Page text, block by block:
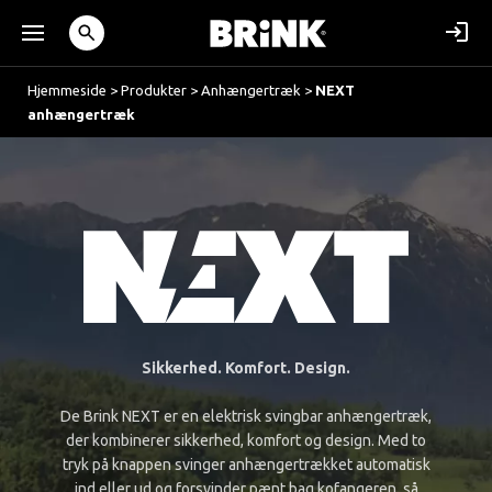
Hjemmeside > Produkter > Anhængertræk > NEXT
anhængertræk
Sikkerhed. Komfort. Design.
De Brink NEXT er en elektrisk svingbar anhængertræk,
der kombinerer sikkerhed, komfort og design. Med to
tryk på knappen svinger anhængertrækket automatisk
ind eller ud og forsvinder pænt bag kofangeren, så